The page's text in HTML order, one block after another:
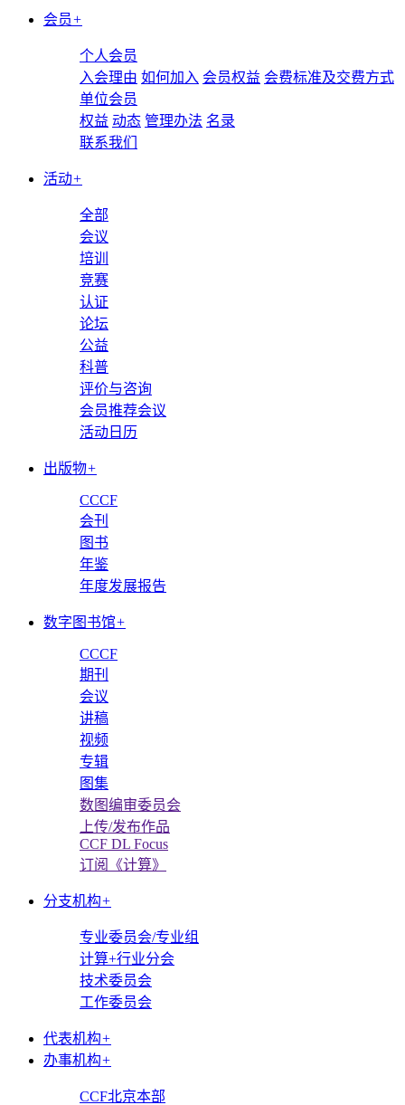
会员+
个人会员
入会理由 如何加入 会员权益 会费标准及交费方式
单位会员
权益 动态 管理办法 名录
联系我们
活动+
全部
会议
培训
竞赛
认证
论坛
公益
科普
评价与咨询
会员推荐会议
活动日历
出版物+
CCCF
会刊
图书
年鉴
年度发展报告
数字图书馆+
CCCF
期刊
会议
讲稿
视频
专辑
图集
数图编审委员会
上传/发布作品
CCF DL Focus
订阅《计算》
分支机构+
专业委员会/专业组
计算+行业分会
技术委员会
工作委员会
代表机构+
办事机构+
CCF北京本部